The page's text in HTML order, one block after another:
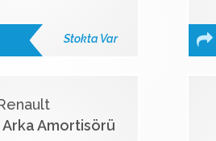
Stokta Var
Arka Amortisörü